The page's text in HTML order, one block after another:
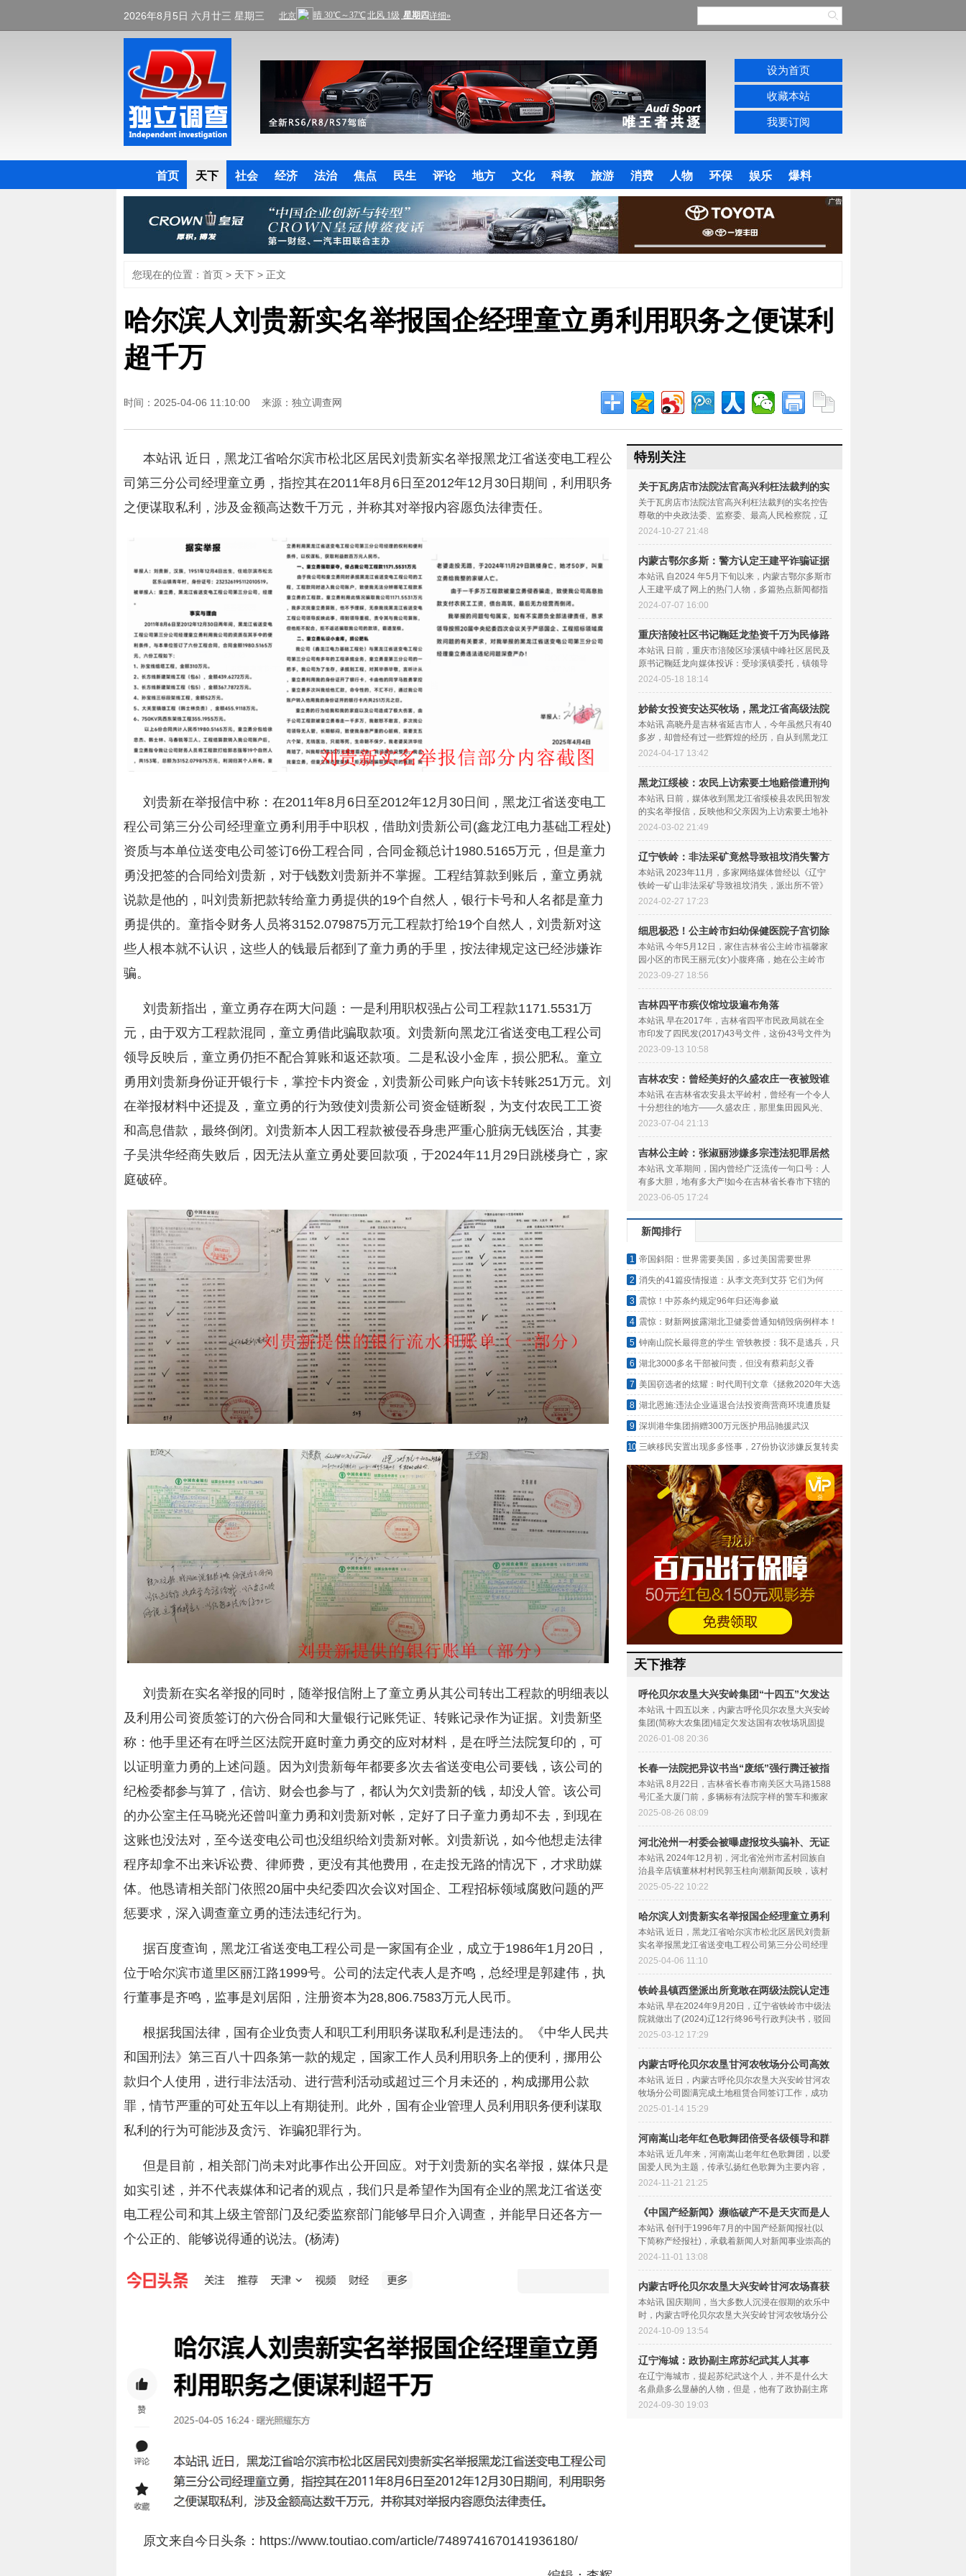
2026年8月5日 六月廿三 星期三
设为首页
收藏本站
我要订阅
首页 天下 社会 经济 法治 焦点 民生 评论 地方 文化 科教 旅游 消费 人物 环保 娱乐 爆料
您现在的位置： 首页 > 天下 > 正文
哈尔滨人刘贵新实名举报国企经理童立勇利用职务之便谋利
超千万
时间：2025-04-06 11:10:00 来源： 独立调查网
本站讯 近日，黑龙江省哈尔滨市松北区居民刘贵新实名举报黑龙江省送变电工程公
司第三分公司经理童立勇，指控其在2011年8月6日至2012年12月30日期间，利用职务
之便谋取私利，涉及金额高达数千万元，并称其对举报内容愿负法律责任。
刘贵新在举报信中称：在2011年8月6日至2012年12月30日间，黑龙江省送变电工
程公司第三分公司经理童立勇利用手中职权，借助刘贵新公司(鑫龙江电力基础工程处)
资质与本单位送变电公司签订6份工程合同，合同金额总计1980.5165万元，但是童力
勇没把签的合同给刘贵新，对于钱数刘贵新并不掌握。工程结算款到账后，童立勇就
说款是他的，叫刘贵新把款转给童力勇提供的19个自然人，银行卡号和人名都是童力
勇提供的。童指令财务人员将3152.079875万元工程款打给19个自然人，刘贵新对这
些人根本就不认识，这些人的钱最后都到了童力勇的手里，按法律规定这已经涉嫌诈
骗。
刘贵新指出，童立勇存在两大问题：一是利用职权强占公司工程款1171.5531万
元，由于双方工程款混同，童立勇借此骗取款项。刘贵新向黑龙江省送变电工程公司
领导反映后，童立勇仍拒不配合算账和返还款项。二是私设小金库，损公肥私。童立
勇用刘贵新身份证开银行卡，掌控卡内资金，刘贵新公司账户向该卡转账251万元。刘
在举报材料中还提及，童立勇的行为致使刘贵新公司资金链断裂，为支付农民工工资
和高息借款，最终倒闭。刘贵新本人因工程款被侵吞身患严重心脏病无钱医治，其妻
子吴洪华经商失败后，因无法从童立勇处要回款项，于2024年11月29日跳楼身亡，家
庭破碎。
刘贵新在实名举报的同时，随举报信附上了童立勇从其公司转出工程款的明细表以
及利用公司资质签订的六份合同和大量银行记账凭证、转账记录作为证据。刘贵新坚
称：他手里还有在呼兰区法院开庭时童力勇交的应对材料，是在呼兰法院复印的，可
以证明童力勇的上述问题。因为刘贵新每年都要多次去省送变电公司要钱，该公司的
纪检委都参与算了，信访、财会也参与了，都认为欠刘贵新的钱，却没人管。该公司
的办公室主任马晓光还曾叫童力勇和刘贵新对帐，定好了日子童力勇却不去，到现在
这账也没法对，至今送变电公司也没组织给刘贵新对帐。刘贵新说，如今他想走法律
程序却拿不出来诉讼费、律师费，更没有其他费用，在走投无路的情况下，才求助媒
体。他恳请相关部门依照20届中央纪委四次会议对国企、工程招标领域腐败问题的严
惩要求，深入调查童立勇的违法违纪行为。
据百度查询，‌黑龙江省送变电工程公司是一家国有企业，成立于1986年1月20日，
位于哈尔滨市道里区丽江路1999号。公司的法定代表人是齐鸣，总经理是郭建伟，执
行董事是齐鸣，监事是刘居阳，注册资本为28,806.7583万元人民币。
根据我国法律，‌国有企业负责人和职工利用职务谋取私利是违法的‌。《中华人民共
和国刑法》第三百八十四条第一款的规定，国家工作人员利用职务上的便利，挪用公
款归个人使用，进行非法活动、进行营利活动或超过三个月未还的，构成挪用公款
罪，情节严重的可处五年以上有期徒刑‌。此外，国有企业管理人员利用职务便利谋取
私利的行为可能涉及贪污、诈骗犯罪行为。
但是目前，相关部门尚未对此事作出公开回应。对于刘贵新的实名举报，媒体只是
如实引述，并不代表媒体和记者的观点，我们只是希望作为国有企业的‌黑龙江省送变
电工程公司和其上级主管部门及纪委监察部门能够早日介入调查，并能早日还各方一
个公正的、能够说得通的说法。(杨涛)
原文来自今日头条：https://www.toutiao.com/article/7489741670141936180/
特别关注
关于瓦房店市法院法官高兴利枉法裁判的实
名控
关于瓦房店市法院法官高兴利枉法裁判的实名控告
尊敬的中央政法委、监察委、最高人民检察院，辽
宁省政法委、监察委...
2024-10-27 21:48
内蒙古鄂尔多斯：警方认定王建平诈骗证据
确凿
本站讯 自2024 年5月下旬以来，内蒙古鄂尔多斯市
人王建平成了网上的热门人物，多篇热点新闻都指
向了他，使他成为...
2024-07-07 16:00
重庆涪陵社区书记鞠廷龙垫资千万为民修路
反被
本站讯 日前，重庆市涪陵区珍溪镇中峰社区居民及
原书记鞠廷龙向媒体投诉：受珍溪镇委托，镇领导
要求中峰社区书记...
2024-05-18 18:14
妙龄女投资安达买牧场，黑龙江省高级法院
判决
本站讯 高晓丹是吉林省延吉市人，今年虽然只有40
多岁，却曾经有过一些辉煌的经历，自从到黑龙江
省安达市投资购买...
2024-04-17 13:42
黑龙江绥棱：农民上访索要土地赔偿遭刑拘
至今
本站讯 日前，媒体收到黑龙江省绥棱县农民田智发
的实名举报信，反映他和父亲因为上访索要土地补
偿遭到刑拘一事。...
2024-03-02 21:49
辽宁铁岭：非法采矿竟然导致祖坟消失警方
不管
本站讯 2023年11月，多家网络媒体曾经以《辽宁
铁岭一矿山非法采矿导致祖坟消失，派出所不管》
为题，曝光了发生在...
2024-02-27 17:23
细思极恐！公主岭市妇幼保健医院子宫切除
后居
本站讯 今年5月12日，家住吉林省公主岭市福馨家
园小区的市民王丽元(女)小腹疼痛，她在公主岭市
妇幼保健医院诊断为...
2023-09-27 18:56
吉林四平市殡仪馆垃圾遍布角落
本站讯 早在2017年，吉林省四平市民政局就在全
市印发了四民发(2017)43号文件，这份43号文件为
四平市各社区持续巩...
2023-09-13 10:58
吉林农安：曾经美好的久盛农庄一夜被毁谁
之责
本站讯 在吉林省农安县太平岭村，曾经有一个令人
十分想往的地方——久盛农庄，那里集田园风光、
湿地风貌、绿色农...
2023-07-04 21:13
吉林公主岭：张淑丽涉嫌多宗违法犯罪居然
安然
本站讯 文革期间，国内曾经广泛流传一句口号：人
有多大胆，地有多大产!如今在吉林省长春市下辖的
公主岭市，也出了...
2023-06-05 17:24
新闻排行
1 帝国斜阳：世界需要美国，多过美国需要世界
2 消失的41篇疫情报道：从李文亮到艾芬 它们为何
会“被抹去”？
3 震惊！中苏条约规定96年归还海参崴
4 震惊：财新网披露湖北卫健委曾通知销毁病例样本！
5 钟南山院长最得意的学生 管轶教授：我不是逃兵，只
是无能为力
6 湖北3000多名干部被问责，但没有蔡莉彭义香
7 美国窃选者的炫耀：时代周刊文章《拯救2020年大选
的影子运动秘史》
8 湖北恩施:违法企业逼退合法投资商营商环境遭质疑
9 深圳港华集团捐赠300万元医护用品驰援武汉
10 三峡移民安置出现多多怪事，27份协议涉嫌反复转卖
天下推荐
呼伦贝尔农垦大兴安岭集团“十四五”欠发达
巩
本站讯 十四五以来，内蒙古呼伦贝尔农垦大兴安岭
集团(简称大农集团)锚定欠发达国有农牧场巩固提
升核心目标，以机...
2026-01-08 20:36
长春一法院把异议书当“废纸”强行腾迁被指
暴
本站讯 8月22日，吉林省长春市南关区大马路1588
号汇圣大厦门前，多辆标有法院字样的警车和搬家
公司的厢货一字排开...
2025-08-26 08:09
河北沧州一村委会被曝虚报坟头骗补、无证
砍树
本站讯 2024年12月初，河北省沧州市孟村回族自
治县辛店镇董林村村民郭玉柱向潮新闻反映，该村
村委会涉嫌通过虚报...
2025-05-22 10:22
哈尔滨人刘贵新实名举报国企经理童立勇利
用职
本站讯 近日，黑龙江省哈尔滨市松北区居民刘贵新
实名举报黑龙江省送变电工程公司第三分公司经理
童立勇，指控其在...
2025-04-06 11:10
铁岭县镇西堡派出所竟敢在两级法院认定违
法后
本站讯 早在2024年9月20日，辽宁省铁岭市中级法
院就做出了(2024)辽12行终96号行政判决书，驳回
镇西堡派出所的上诉...
2025-03-12 17:29
内蒙古呼伦贝尔农垦甘河农牧场分公司高效
推进
本站讯 近日，内蒙古呼伦贝尔农垦大兴安岭甘河农
牧场分公司圆满完成土地租赁合同签订工作，成功
签订2119份耕地租...
2025-01-14 15:29
河南嵩山老年红色歌舞团倍受各级领导和群
众的
本站讯 近几年来，河南嵩山老年红色歌舞团，以爱
国爱人民为主题，传承弘扬红色歌舞为主要内容，
不辞辛苦，走街串...
2024-11-21 21:25
《中国产经新闻》濒临破产不是天灾而是人
祸
本站讯 创刊于1996年7月的中国产经新闻报社(以
下简称产经报社)，承载着新闻人对新闻事业崇高的
历史使命与责任。令...
2024-11-01 13:08
内蒙古呼伦贝尔农垦大兴安岭甘河农场喜获
大丰
本站讯 国庆期间，当大多数人沉浸在假期的欢乐中
时，内蒙古呼伦贝尔农垦大兴安岭甘河农牧场分公
司干部职工们昼夜...
2024-10-09 13:54
辽宁海城：政协副主席苏纪武其人其事
在辽宁海城市，提起苏纪武这个人，并不是什么大
名鼎鼎多么显赫的人物，但是，他有了政协副主席
这个副处级头衔，那...
2024-09-30 19:03